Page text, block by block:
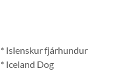
* Islenskur fjárhundur
* Iceland Dog